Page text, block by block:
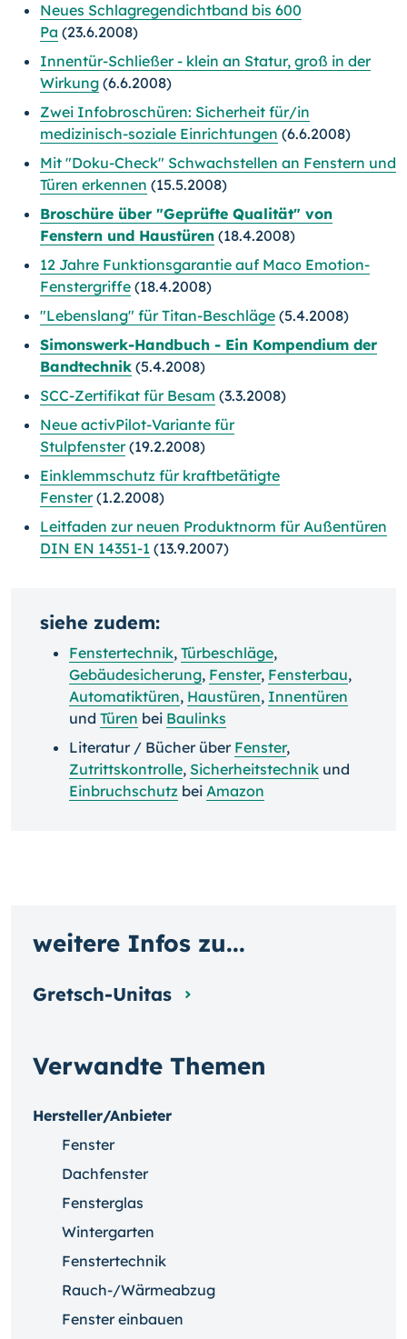
Neues Schlagregendichtband bis 600
Pa (23.6.2008)
Innentür-Schließer - klein an Statur, groß in der
Wirkung (6.6.2008)
Zwei Infobroschüren: Sicherheit für/in
medizinisch-soziale Einrichtungen (6.6.2008)
Mit "Doku-Check" Schwachstellen an Fenstern und
Türen erkennen (15.5.2008)
Broschüre über "Geprüfte Qualität" von
Fenstern und Haustüren (18.4.2008)
12 Jahre Funktionsgarantie auf Maco Emotion-
Fenstergriffe (18.4.2008)
"Lebenslang" für Titan-Beschläge (5.4.2008)
Simonswerk-Handbuch - Ein Kompendium der
Bandtechnik (5.4.2008)
SCC-Zertifikat für Besam (3.3.2008)
Neue activPilot-Variante für
Stulpfenster(19.2.2008)
Einklemmschutz für kraftbetätigte
Fenster(1.2.2008)
Leitfaden zur neuen Produktnorm für Außentüren
DIN EN 14351-1 (13.9.2007)
siehe zudem:
Fenstertechnik, Türbeschläge,
Gebäudesicherung, Fenster, Fensterbau,
Automatiktüren, Haustüren, Innentüren
und Türen bei Baulinks
Literatur / Bücher über Fenster,
Zutrittskontrolle, Sicherheitstechnik und
Einbruchschutz bei Amazon
Verwandte Themen
Hersteller/Anbieter
Fenster
Dachfenster
Fensterglas
Wintergarten
Fenstertechnik
Rauch-/Wärmeabzug
Fenster einbauen
weitere Infos zu...
Gretsch-Unitas